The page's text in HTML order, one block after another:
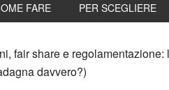
FARE PER SCEGLIERE
fair share e
davvero?)